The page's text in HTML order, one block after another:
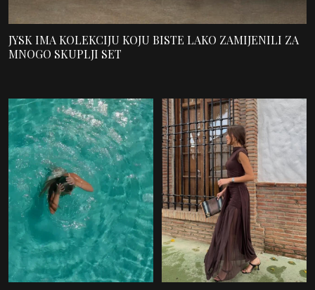
JYSK IMA KOLEKCIJU KOJU BISTE LAKO ZAMIJENILI ZA
MNOGO SKUPLJI SET